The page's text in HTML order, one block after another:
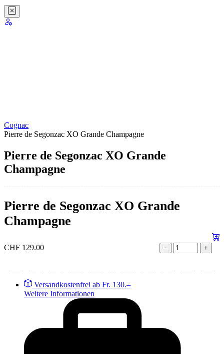
Cognac
Pierre de Segonzac XO Grande Champagne
Pierre de Segonzac XO Grande
Champagne
Pierre de Segonzac XO Grande
Champagne
CHF 129.00 − +
Versandkostenfrei ab Fr. 130.–
Weitere Informationen